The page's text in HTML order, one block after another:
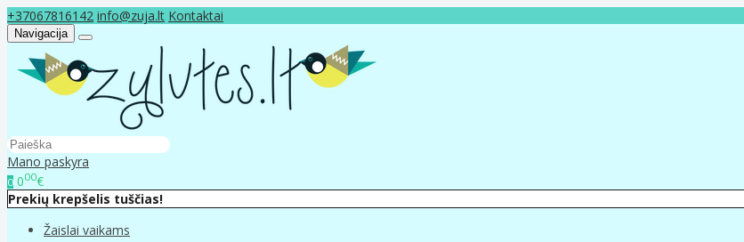
+37067816142 info@zuja.lt Kontaktai
Navigacija
Mano paskyra
0 000€
Prekių krepšelis tuščias!
Žaislai vaikams